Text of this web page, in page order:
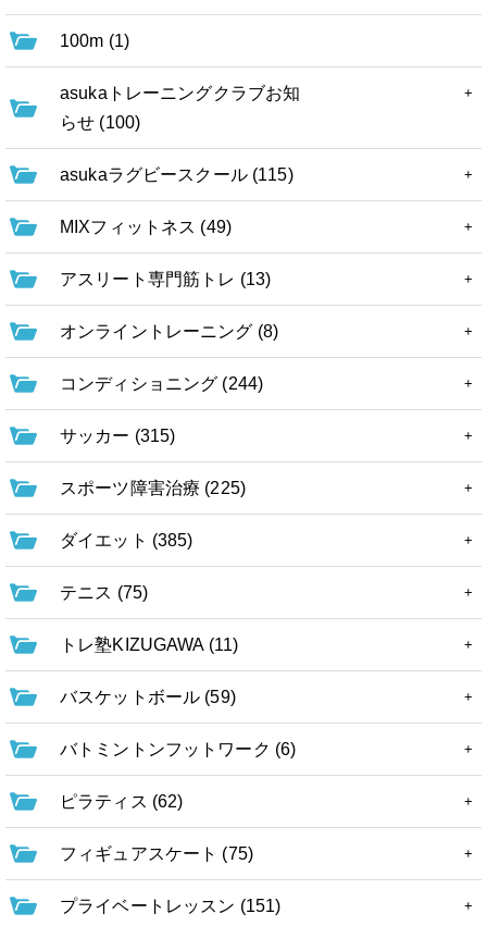
100m (1)
asukaトレーニングクラブお知
らせ (100)
asukaラグビースクール (115)
MIXフィットネス (49)
アスリート専門筋トレ (13)
オンライントレーニング (8)
コンディショニング (244)
サッカー (315)
スポーツ障害治療 (225)
ダイエット (385)
テニス (75)
トレ塾KIZUGAWA (11)
バスケットボール (59)
バトミントンフットワーク (6)
ピラティス (62)
フィギュアスケート (75)
プライベートレッスン (151)